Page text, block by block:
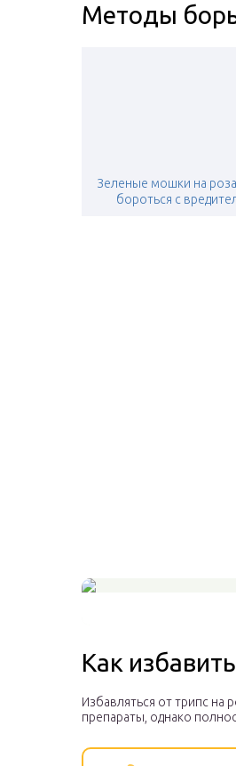
Методы
Зеленые мошки на
бороться с
Как
Избавляться от трипс
препараты, однако